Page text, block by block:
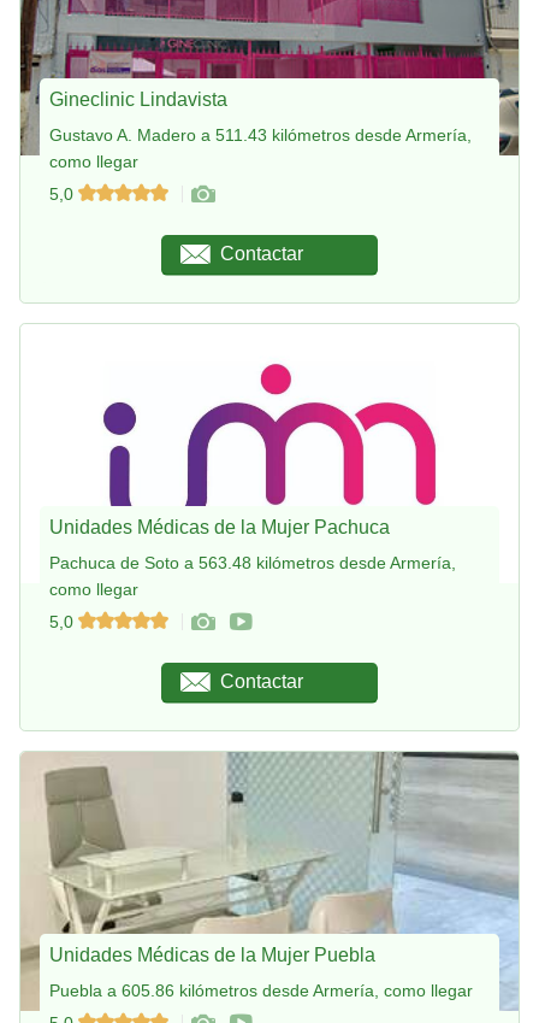
Gineclinic Lindavista
Gustavo A. Madero a 511.43 kilómetros desde Armería,
como llegar
5,0
Contactar
Unidades Médicas de la Mujer Pachuca
Pachuca de Soto a 563.48 kilómetros desde Armería,
como llegar
5,0
Contactar
Unidades Médicas de la Mujer Puebla
Puebla a 605.86 kilómetros desde Armería, como llegar